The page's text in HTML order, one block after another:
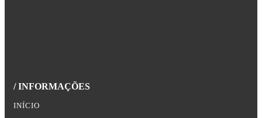
/ INFORMAÇÕES
INÍCIO